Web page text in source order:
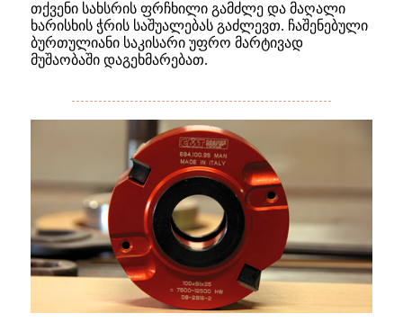
თქვენი სახსრის ფრჩხილი გამძლე და მაღალი
ხარისხის ჭრის საშუალებას გაძლევთ. ჩაშენებული
ბურთულიანი საკისარი უფრო მარტივად
მუშაობაში დაგეხმარებათ.